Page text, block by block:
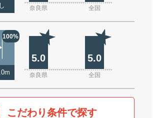
奈良県 全国
100%
5.0 5.0
奈良県 全国
こだわり条件で探す